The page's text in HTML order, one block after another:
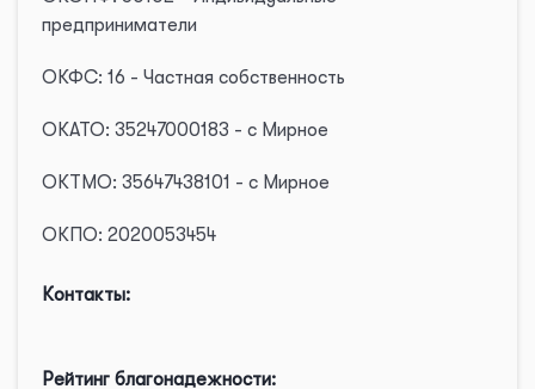
предприниматели
ОКФС: 16 - Частная собственность
ОКАТО: 35247000183 - с Мирное
ОКТМО: 35647438101 - с Мирное
ОКПО: 2020053454
Контакты:
Рейтинг благонадежности: